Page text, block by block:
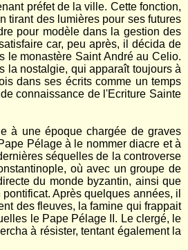
préfet de la ville. Cette fonction,
tirant des lumières pour ses futures
pour modèle dans la gestion des
car, peu après, il décida de
le monastère Saint André au Celio.
la nostalgie, qui apparaît toujours à
dans ses écrits comme un temps
connaissance de l'Ecriture Sainte
à une époque chargée de graves
Pélage à le nommer diacre et à
séquelles de la controverse
où avec un groupe de
du monde byzantin, ainsi que
Après quelques années, il
des fleuves, la famine qui frappait
le Pape Pélage II. Le clergé, le
à résister, tentant également la